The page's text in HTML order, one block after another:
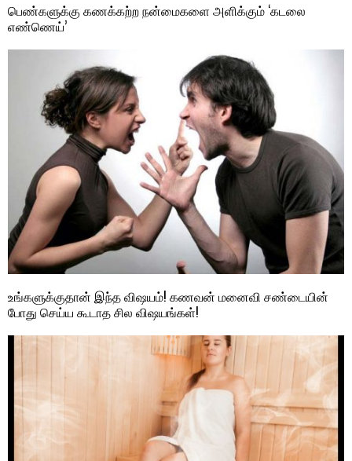
பெண்களுக்கு கணக்கற்ற நன்மைகளை அளிக்கும் ‘கடலை
எண்ணெய்’
உங்களுக்குதான் இந்த விஷயம்! கணவன் மனைவி சண்டையின்
போது செய்ய கூடாத சில விஷயங்கள்!